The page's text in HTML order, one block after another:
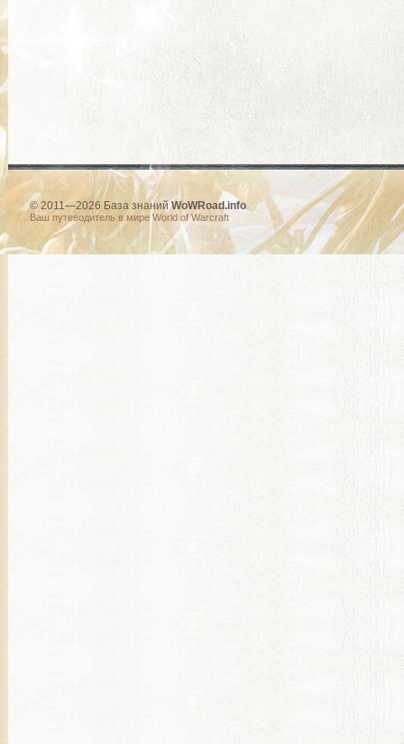
© 2011—2026 База знанийWoWRoad.info
Ваш путеводитель в мире World of Warcraft